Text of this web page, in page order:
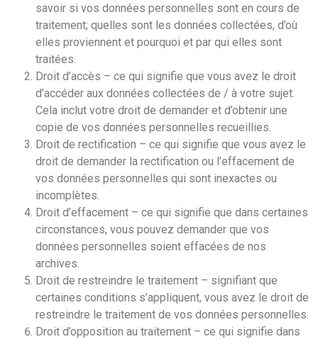
savoir si vos données personnelles sont en cours de
traitement; quelles sont les données collectées, d’où
elles proviennent et pourquoi et par qui elles sont
traitées.
Droit d’accès – ce qui signifie que vous avez le droit
d’accéder aux données collectées de / à votre sujet.
Cela inclut votre droit de demander et d’obtenir une
copie de vos données personnelles recueillies.
Droit de rectification – ce qui signifie que vous avez le
droit de demander la rectification ou l’effacement de
vos données personnelles qui sont inexactes ou
incomplètes.
Droit d’effacement – ce qui signifie que dans certaines
circonstances, vous pouvez demander que vos
données personnelles soient effacées de nos
archives.
Droit de restreindre le traitement – signifiant que
certaines conditions s’appliquent, vous avez le droit de
restreindre le traitement de vos données personnelles.
Droit d’opposition au traitement – ce qui signifie dans